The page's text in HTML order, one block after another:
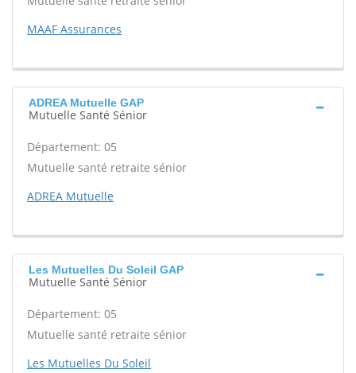
MAAF Assurances
ADREA Mutuelle GAP
Mutuelle Santé Sénior
Département: 05
Mutuelle santé retraite sénior
ADREA Mutuelle
Les Mutuelles Du Soleil GAP
Mutuelle Santé Sénior
Département: 05
Mutuelle santé retraite sénior
Les Mutuelles Du Soleil